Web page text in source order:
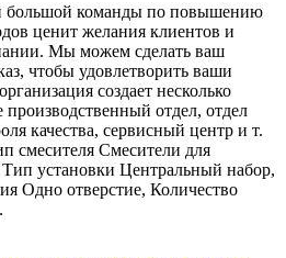
большой команды по повышению
ценит желания клиентов и
Мы можем сделать ваш
чтобы удовлетворить ваши
создает несколько
производственный отдел, отдел
качества, сервисный центр и т.
смесителя Смесители для
установки Центральный набор,
Одно отверстие, Количество